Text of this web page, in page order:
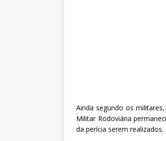
Ainda segundo os
Militar Rodoviária
da perícia serem realizados.